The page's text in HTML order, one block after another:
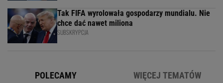
Tak FIFA wyrolowała gospodarzy mundialu. Nie
chce dać nawet miliona
SUBSKRYPCJA
POLECAMY WIĘCEJ TEMATÓW